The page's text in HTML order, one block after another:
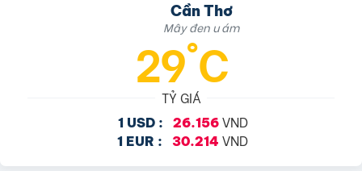
Cần Thơ
Mây đen u ám
29°C
TỶ GIÁ
1 USD : 26.156VND
1 EUR : 30.214 VND